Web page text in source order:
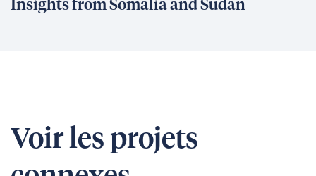
Insights from Somalia and Sudan
Voir les projets